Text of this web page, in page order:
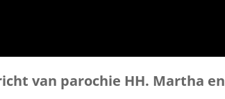
van parochie HH. Martha en